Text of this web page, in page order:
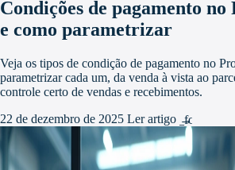
Condições de pagamento
e como parametrizar
Veja os tipos de condição de pagamento no
parametrizar cada um, da venda à vista ao
controle certo de vendas e recebimentos.
22 de dezembro de 2025 Ler artigo
arrow_forward